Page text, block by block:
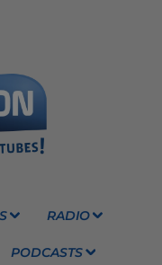
RADIO
PODCASTS